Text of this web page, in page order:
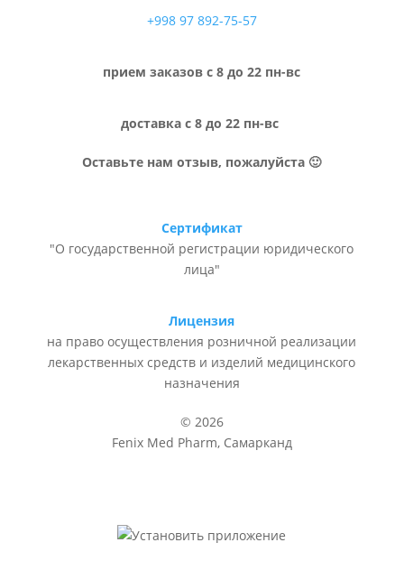
+998 97 892-75-57
прием заказов с 8 до 22 пн-вс
доставка с 8 до 22 пн-вс
Оставьте нам отзыв, пожалуйста 🙂
Сертификат
"О государственной регистрации юридического
лица"
Лицензия
на право осуществления розничной реализации
лекарственных средств и изделий медицинского
назначения
© 2026
Fenix Med Pharm, Самарканд